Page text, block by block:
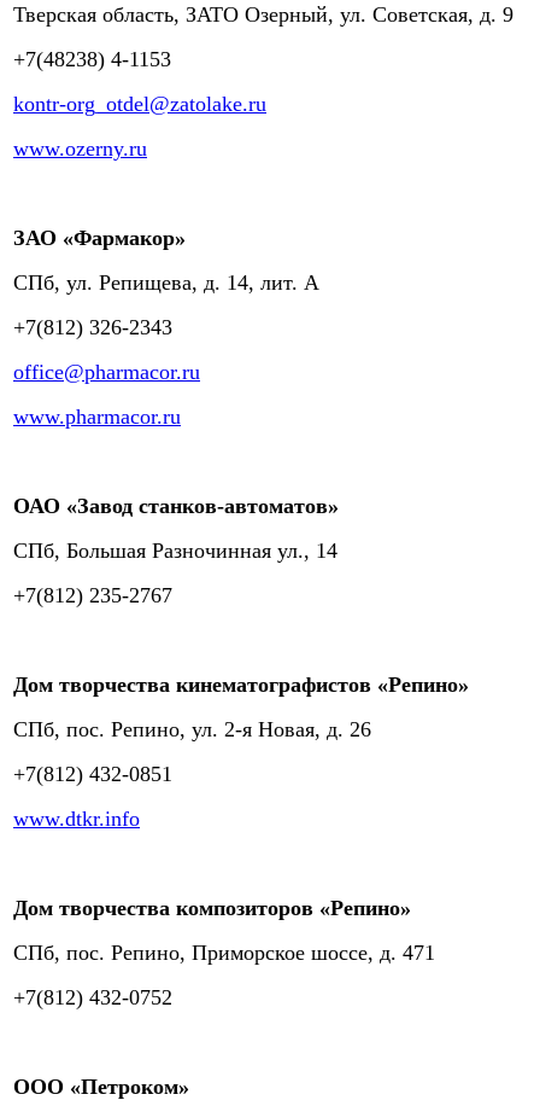
Тверская область, ЗАТО Озерный, ул. Советская, д. 9
+7(48238) 4-1153
kontr-org_otdel@zatolake.ru
www.ozerny.ru
ЗАО «Фармакор»
СПб, ул. Репищева, д. 14, лит. А
+7(812) 326-2343
office@pharmacor.ru
www.pharmacor.ru
ОАО «Завод станков-автоматов»
СПб, Большая Разночинная ул., 14
+7(812) 235-2767
Дом творчества кинематографистов «Репино»
СПб, пос. Репино, ул. 2-я Новая, д. 26
+7(812) 432-0851
www.dtkr.info
Дом творчества композиторов «Репино»
СПб, пос. Репино, Приморское шоссе, д. 471
+7(812) 432-0752
ООО «Петроком»